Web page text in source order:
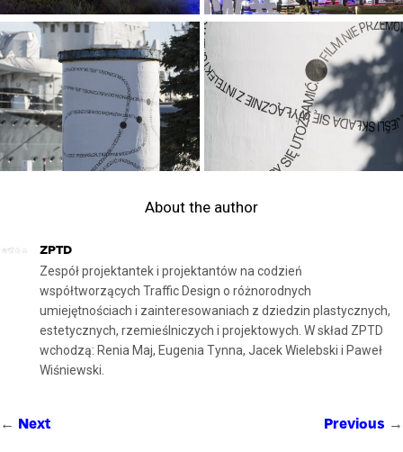
About the author
ZPTD
Zespół projektantek i projektantów na codzień
współtworzących Traffic Design o różnorodnych
umiejętnościach i zainteresowaniach z dziedzin plastycznych,
estetycznych, rzemieślniczych i projektowych. W skład ZPTD
wchodzą: Renia Maj, Eugenia Tynna, Jacek Wielebski i Paweł
Wiśniewski.
← Next Previous →